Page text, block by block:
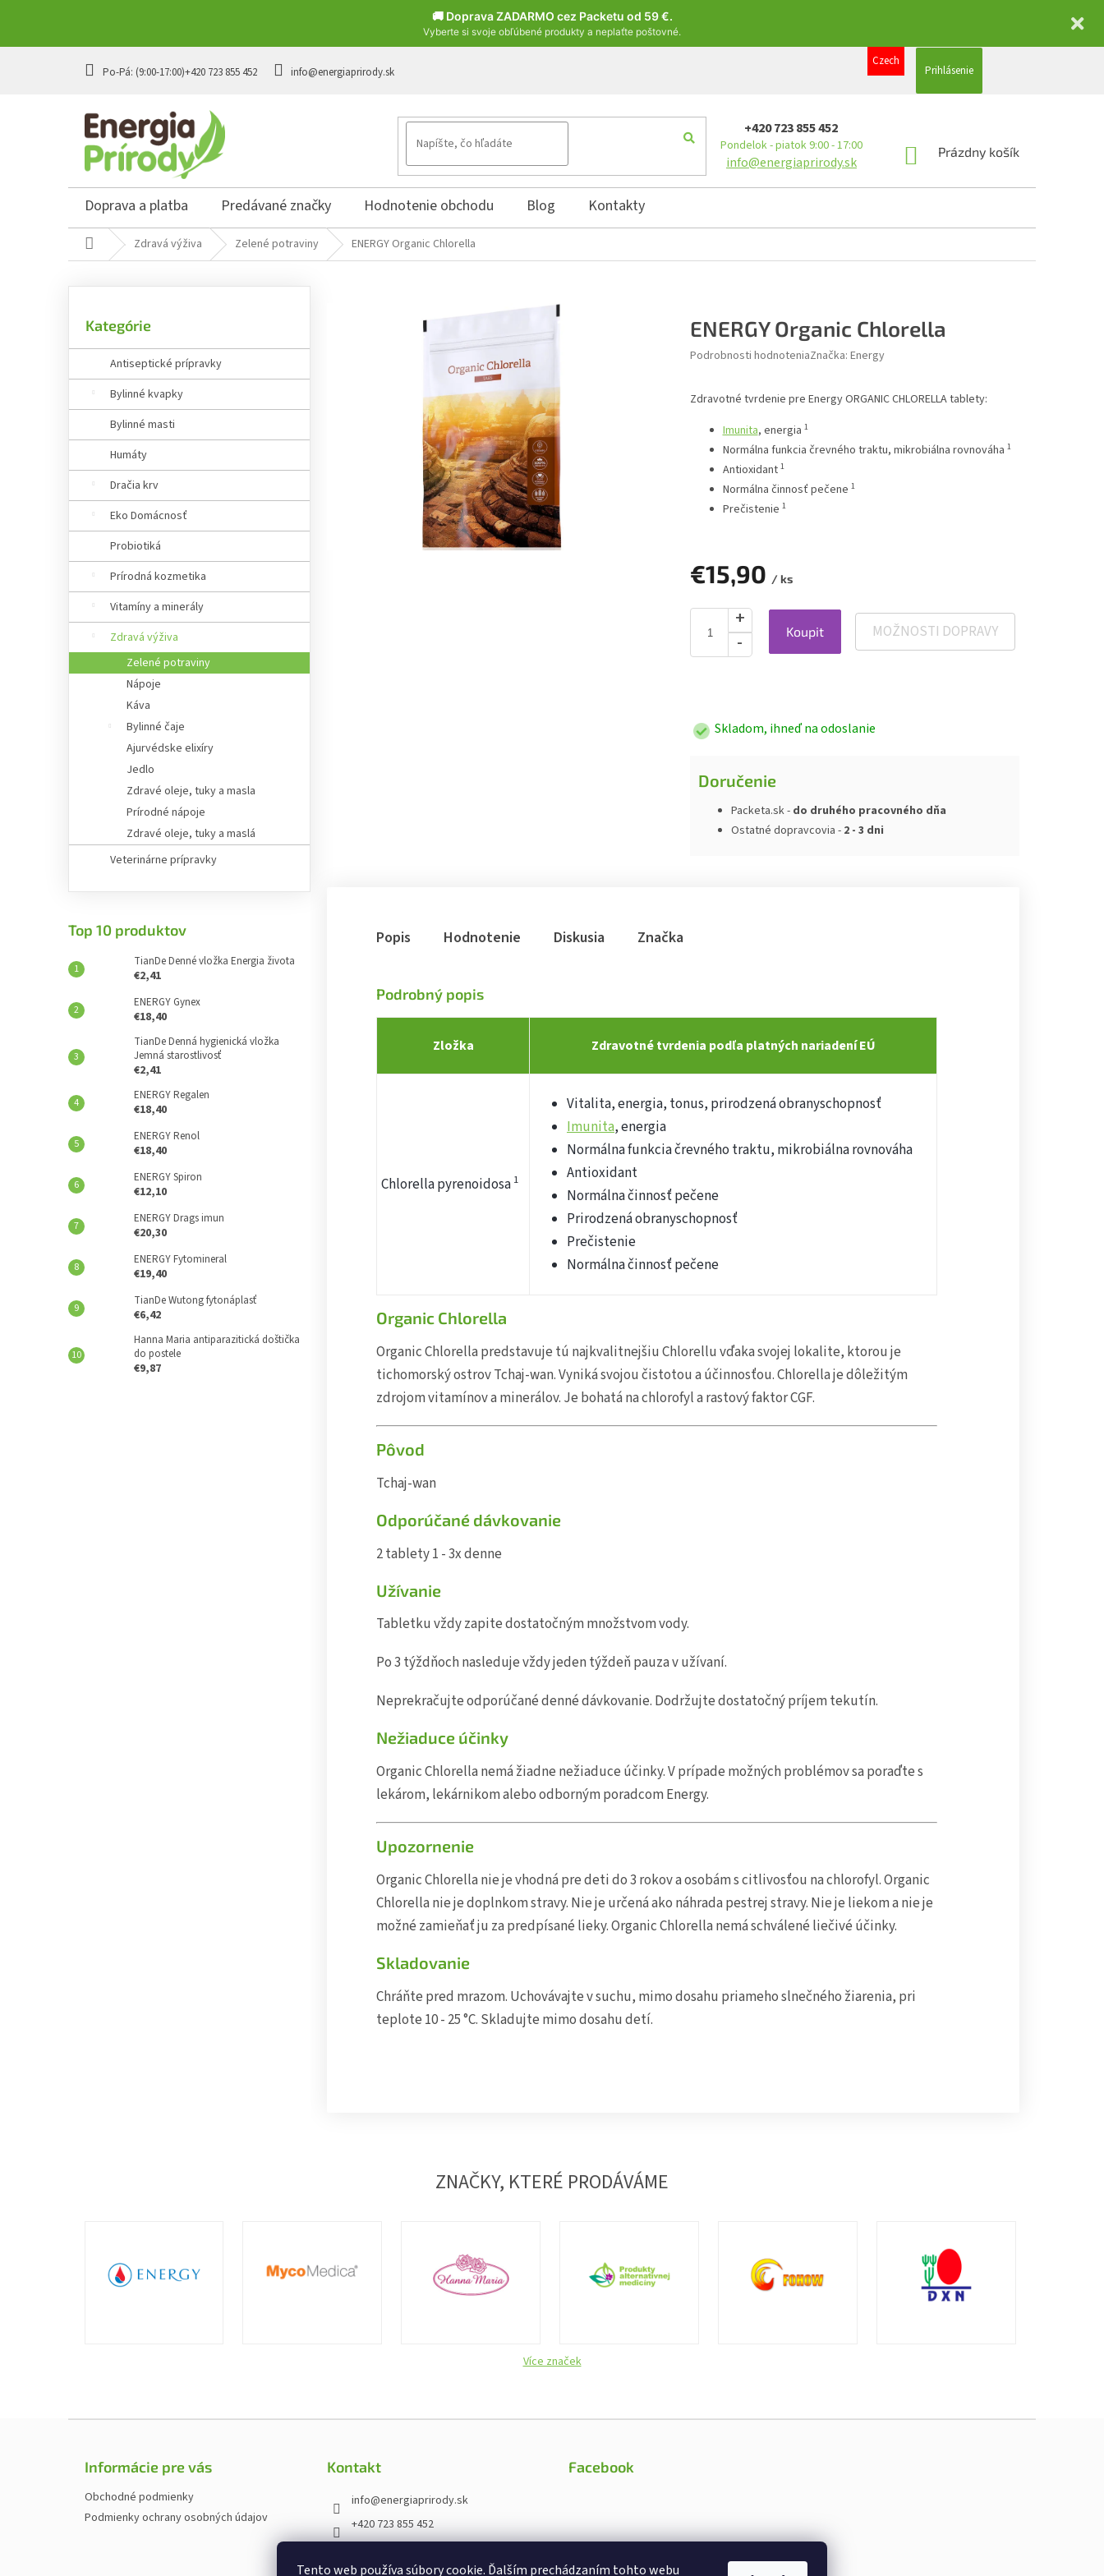
🚚 Doprava ZADARMO cez Packetu od 59 €.
Vyberte si svoje obľúbené produkty a neplaťte poštovné.
Tento web používa súbory cookie. Ďalším prechádzaním tohto webu
+420 723 855 452 info@energiaprirody.sk
Czech
Prihlásenie
+420 723 855 452
Pondelok - piatok 9:00 - 17:00
info@energiaprirody.sk
NÁKUPNÝ
Prázdny košík
Doprava a platba Predávané značky Hodnotenie obchodu Blog Kontakty
Domov Zdravá výživa Zelené potraviny ENERGY Organic Chlorella
o
a
e
kategórie
Kategórie
Antiseptické prípravky
Bylinné kvapky
Bylinné masti
Humáty
Dračia krv
Eko Domácnosť
Probiotiká
Prírodná kozmetika
Vitamíny a minerály
Zdravá výživa
Zelené potraviny
Nápoje
Káva
Bylinné čaje
Ajurvédske elixíry
Jedlo
Zdravé oleje, tuky a masla
Prírodné nápoje
Zdravé oleje, tuky a maslá
Veterinárne prípravky
Top 10 produktov
TianDe Denné vložka Energia života
€2,41
ENERGY Gynex
€18,40
TianDe Denná hygienická vložka
Jemná starostlivosť
€2,41
ENERGY Regalen
€18,40
ENERGY Renol
€18,40
ENERGY Spiron
€12,10
ENERGY Drags imun
€20,30
ENERGY Fytomineral
€19,40
TianDe Wutong fytonáplasť
€6,42
Hanna Maria antiparazitická doštička
do postele
€9,87
ENERGY Organic Chlorella
Podrobnosti hodnoteniaZnačka: Energy
Zdravotné tvrdenie pre Energy ORGANIC CHLORELLA tablety:
Imunita, energia 1
Normálna funkcia črevného traktu, mikrobiálna rovnováha 1
Antioxidant 1
Normálna činnosť pečene 1
Prečistenie 1
€15,90 / ks
Koupit MOŽNOSTI DOPRAVY
Skladom, ihneď na odoslanie
Doručenie
Packeta.sk - do druhého pracovného dňa
Ostatné dopravcovia - 2 - 3 dni
Popis Hodnotenie Diskusia Značka
Podrobný popis
Zložka Zdravotné tvrdenia podľa platných nariadení EÚ
Chlorella pyrenoidosa 1
Vitalita, energia, tonus, prirodzená obranyschopnosť
Imunita, energia
Normálna funkcia črevného traktu, mikrobiálna rovnováha
Antioxidant
Normálna činnosť pečene
Prirodzená obranyschopnosť
Prečistenie
Normálna činnosť pečene
Organic Chlorella
Organic Chlorella predstavuje tú najkvalitnejšiu Chlorellu vďaka svojej lokalite, ktorou je
tichomorský ostrov Tchaj-wan. Vyniká svojou čistotou a účinnosťou. Chlorella je dôležitým
zdrojom vitamínov a minerálov. Je bohatá na chlorofyl a rastový faktor CGF.
Pôvod
Tchaj-wan
Odporúčané dávkovanie
2 tablety 1 - 3x denne
Užívanie
Tabletku vždy zapite dostatočným množstvom vody.
Po 3 týždňoch nasleduje vždy jeden týždeň pauza v užívaní.
Neprekračujte odporúčané denné dávkovanie. Dodržujte dostatočný príjem tekutín.
Nežiaduce účinky
Organic Chlorella nemá žiadne nežiaduce účinky. V prípade možných problémov sa poraďte s
lekárom, lekárnikom alebo odborným poradcom Energy.
Upozornenie
Organic Chlorella nie je vhodná pre deti do 3 rokov a osobám s citlivosťou na chlorofyl. Organic
Chlorella nie je doplnkom stravy. Nie je určená ako náhrada pestrej stravy. Nie je liekom a nie je
možné zamieňať ju za predpísané lieky. Organic Chlorella nemá schválené liečivé účinky.
Skladovanie
Chráňte pred mrazom. Uchovávajte v suchu, mimo dosahu priameho slnečného žiarenia, pri
teplote 10 - 25 °C. Skladujte mimo dosahu detí.
ZNAČKY, KTERÉ PRODÁVÁME
Více značek
Informácie pre vás
Obchodné podmienky
Podmienky ochrany osobných údajov
Kontakt
info@energiaprirody.sk
+420 723 855 452
cz
Facebook